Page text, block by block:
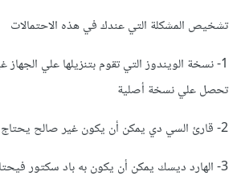
تشخيص المشكلة التي عندك في هذه الاحتمالات
1- نسخة الويندوز التي تقوم بتنزيلها علي
تحصل علي نسخة أصلية
2- قارئ السي دي يمكن أن يكون غير صالح يحتاج إلي التغيير
3- الهارد ديسك يمكن أن يكون به باد سكتور فيحتاج إلي التغيير